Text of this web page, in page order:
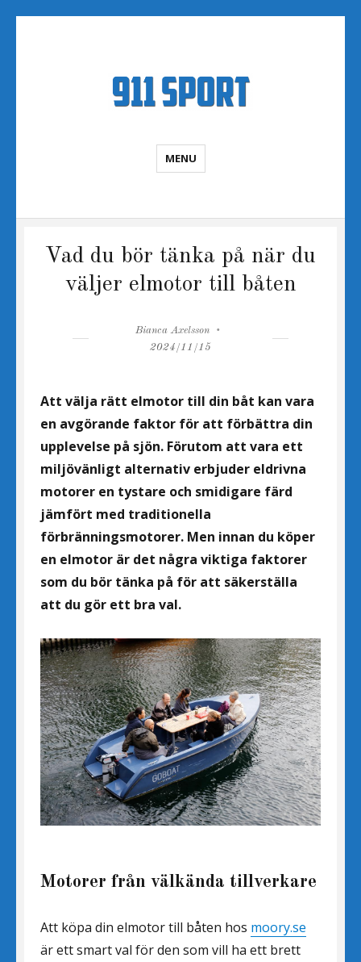
MENU
Vad du bör tänka på när du
väljer elmotor till båten
Author
Bianca Axelsson
2024/11/15
Att välja rätt elmotor till din båt kan vara
en avgörande faktor för att förbättra din
upplevelse på sjön. Förutom att vara ett
miljövänligt alternativ erbjuder eldrivna
motorer en tystare och smidigare färd
jämfört med traditionella
förbränningsmotorer. Men innan du köper
en elmotor är det några viktiga faktorer
som du bör tänka på för att säkerställa
att du gör ett bra val.
Motorer från välkända tillverkare
Att köpa din elmotor till båten hos moory.se
är ett smart val för den som vill ha ett brett